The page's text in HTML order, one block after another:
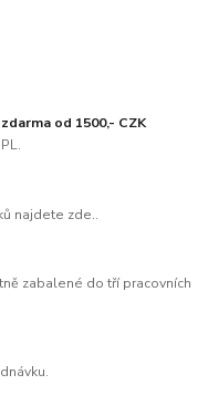
od 1500,- CZK
najdete zde..
zabalené do tří pracovních